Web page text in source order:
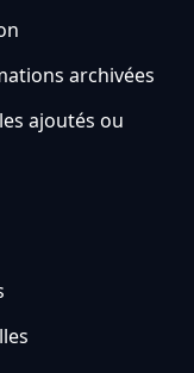
archivées
ajoutés ou